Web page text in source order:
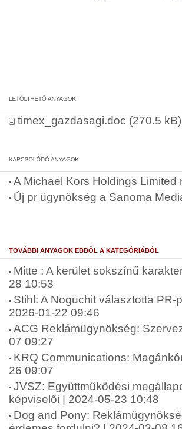
timex_gazdasagi.doc (270.5 kB)
A Michael Kors Holdings
Új pr ügynökség a Sanoma
TOVÁBBI ANYAGOK EBBŐL A KATEGÓRIÁBÓL
Mitte : A kerület sokszínű
28 10:53
Stihl: A Noguchit választotta
2026-01-22 09:46
ACG Reklámügynökség:
07 09:27
KRQ Communications:
26 09:07
JVSZ: Együttműködési
képviselői | 2024-05-23 10:48
Dog and Pony: